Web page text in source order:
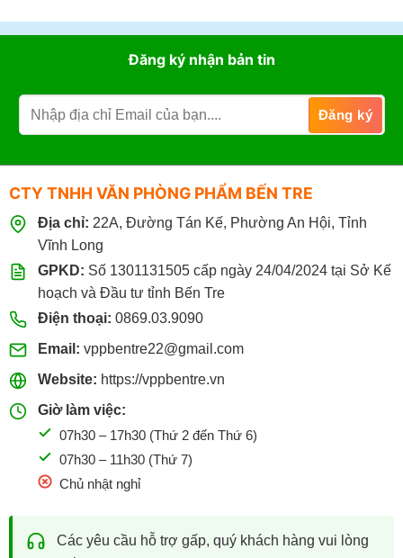
Đăng ký nhận bản tin
CTY TNHH VĂN PHÒNG PHẨM BẾN TRE
Địa chỉ: 22A, Đường Tán Kế, Phường An Hội, Tỉnh
Vĩnh Long
GPKD: Số 1301131505 cấp ngày 24/04/2024 tại Sở Kế
hoạch và Đầu tư tỉnh Bến Tre
Điện thoại: 0869.03.9090
Email: vppbentre22@gmail.com
Website: https://vppbentre.vn
Giờ làm việc:
07h30 – 17h30 (Thứ 2 đến Thứ 6)
07h30 – 11h30 (Thứ 7)
Chủ nhật nghỉ
Các yêu cầu hỗ trợ gấp, quý khách hàng vui lòng